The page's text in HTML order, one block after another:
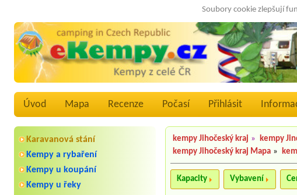
Soubory cookie zlepšují
Úvod Mapa Recenze Počasí Přihlásit
Karavanová stání
Kempy a rybaření
Kempy u koupání
Kempy u řeky
kempy Jihočeský kraj » kempy
kempy Jihočeský kraj Mapa »
Kapacity Vybavení